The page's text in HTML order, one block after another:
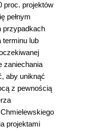
proc. projektów
pełnym
przypadkach
terminu lub
zaniechania
aby uniknąć
z pewnością
projektami